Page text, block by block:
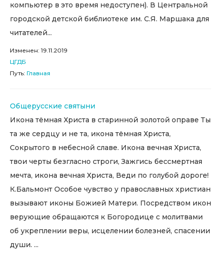
компьютер в это время недоступен). В Центральной
городской детской библиотеке им. С.Я. Маршака для
читателей...
Изменен: 19.11.2019
ЦГДБ
Путь: Главная
Общерусские святыни
Икона тёмная Христа в старинной золотой оправе Ты
та же сердцу и не та, икона тёмная Христа,
Сокрытого в небесной славе. Икона вечная Христа,
твои черты безгласно строги, Зажгись бессмертная
мечта, икона вечная Христа, Веди по голубой дороге!
К.Бальмонт Особое чувство у православных христиан
вызывают иконы Божией Матери. Посредством икон
верующие обращаются к Богородице с молитвами
об укреплении веры, исцелении болезней, спасении
души. ...